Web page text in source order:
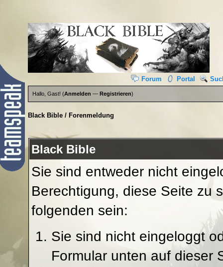
Forum Portal
Hallo, Gast! (Anmelden —Registrieren)
Black Bible / Forenmeldung
Black Bible
Sie sind entweder nicht
Berechtigung, diese Seite zu
folgenden sein:
Sie sind nicht eingeloggt
Formular unten auf dieser